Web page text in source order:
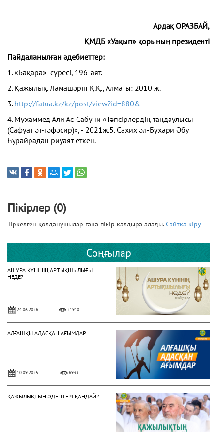
Ардақ ОРАЗБАЙ,
ҚМДБ «Уақып» қорының президенті
Пайдаланылған әдебиеттер:
1. «Бақара» сүресі, 196-аят.
2. Қажылық. Ламашәріп Қ.Қ., Алматы: 2010 ж.
3. http://fatua.kz/kz/post/view?id=880&
4. Мұхаммед Али Ас-Сабуни «Тәпсірлердің таңдаулысы
(Сафуат әт-тәфәсир)», - 2021ж.5. Сахих әл-Бұхари Әбу
Һурайрадан риуаят еткен.
Пікірлер (0)
Тіркелген қолданушылар ғана пікір қалдыра алады.Сайтқа кіру
Соңғылар
АШУРА КҮНІНІҢ АРТЫҚШЫЛЫҒЫ
НЕДЕ?
24.06.2026 21910
АЛҒАШҚЫ АДАСҚАН АҒЫМДАР
10.09.2025 6933
ҚАЖЫЛЫҚТЫҢ ӘДЕПТЕРІ ҚАНДАЙ?